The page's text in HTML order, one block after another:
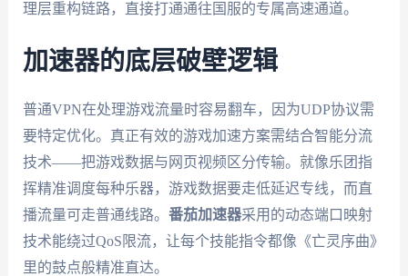
理层重构链路，直接打通通往国服的专属高速通道。
加速器的底层破壁逻辑
普通VPN在处理游戏流量时容易翻车，因为UDP协议需
要特定优化。真正有效的游戏加速方案需结合智能分流
技术——把游戏数据与网页视频区分传输。就像乐团指
挥精准调度每种乐器，游戏数据要走低延迟专线，而直
播流量可走普通线路。 番茄加速器采用的动态端口映射
技术能绕过QoS限流，让每个技能指令都像《亡灵序曲》
里的鼓点般精准直达。